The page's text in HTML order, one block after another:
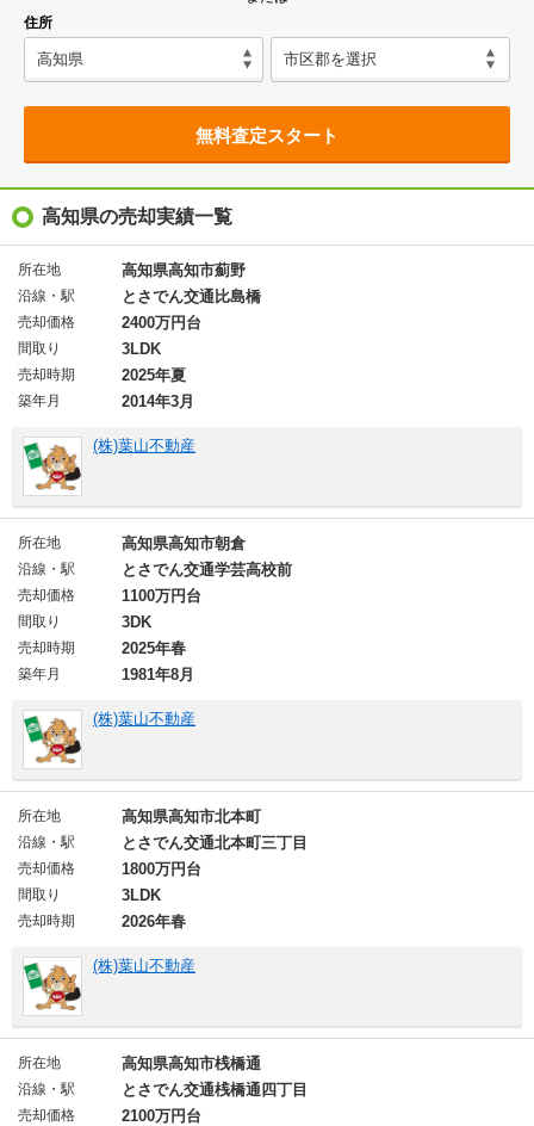
住所
無料査定スタート
高知県の売却実績一覧
所在地 高知県高知市薊野
沿線・駅 とさでん交通比島橋
売却価格 2400万円台
間取り 3LDK
売却時期 2025年夏
築年月 2014年3月
(株)葉山不動産
所在地 高知県高知市朝倉
沿線・駅 とさでん交通学芸高校前
売却価格 1100万円台
間取り 3DK
売却時期 2025年春
築年月 1981年8月
(株)葉山不動産
所在地 高知県高知市北本町
沿線・駅 とさでん交通北本町三丁目
売却価格 1800万円台
間取り 3LDK
売却時期 2026年春
(株)葉山不動産
所在地 高知県高知市桟橋通
沿線・駅 とさでん交通桟橋通四丁目
売却価格 2100万円台